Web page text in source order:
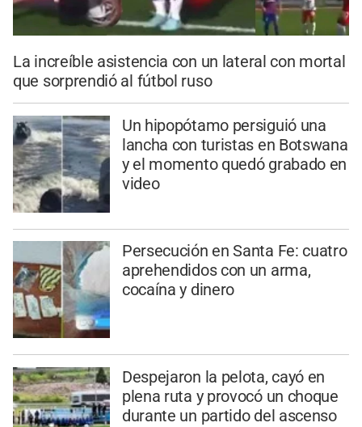
La increíble asistencia con un lateral con mortal
que sorprendió al fútbol ruso
Un hipopótamo persiguió una
lancha con turistas en Botswana
y el momento quedó grabado en
video
Persecución en Santa Fe: cuatro
aprehendidos con un arma,
cocaína y dinero
Despejaron la pelota, cayó en
plena ruta y provocó un choque
durante un partido del ascenso